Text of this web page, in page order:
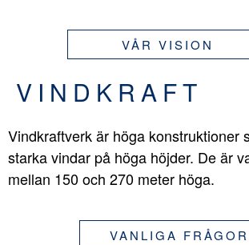
VÅR VISION
VINDKRAFT
Vindkraftverk är höga konstruktioner
starka vindar på höga höjder. De är
mellan 150 och 270 meter höga.
VANLIGA FRÅGOR